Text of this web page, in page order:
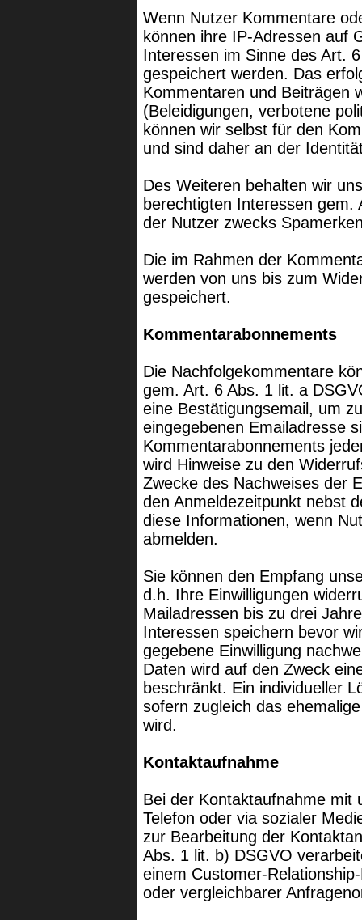
Wenn Nutzer Kommentare
können ihre IP-Adressen auf
Interessen im Sinne des Art.
gespeichert werden. Das
Kommentaren und Beiträgen
(Beleidigungen, verbotene
können wir selbst für den
und sind daher an der
Des Weiteren behalten wir
berechtigten Interessen
der Nutzer zwecks
Die im Rahmen der
werden von uns bis zum
gespeichert.
Kommentarabonnements
Die Nachfolgekommentare
gem. Art. 6 Abs. 1 lit. a
eine Bestätigungsemail, um
eingegebenen Emailadresse
Kommentarabonnements
wird Hinweise zu den
Zwecke des Nachweises der
den Anmeldezeitpunkt nebst
diese Informationen, wenn
abmelden.
Sie können den Empfang
d.h. Ihre Einwilligungen
Mailadressen bis zu drei
Interessen speichern bevor
gegebene Einwilligung
Daten wird auf den Zweck
beschränkt. Ein individueller
sofern zugleich das
wird.
Kontaktaufnahme
Bei der Kontaktaufnahme mit
Telefon oder via sozialer
zur Bearbeitung der
Abs. 1 lit. b) DSGVO
einem Customer-
oder vergleichbarer